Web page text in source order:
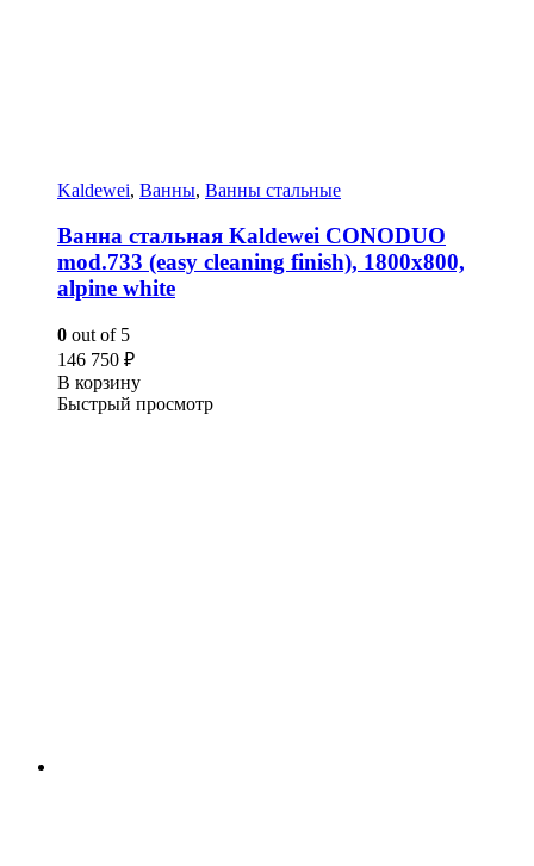
Kaldewei, Ванны, Ванны стальные
Ванна стальная Kaldewei CONODUO
mod.733 (easy cleaning finish), 1800х800,
alpine white
0 out of 5
146 750 ₽
В корзину
Быстрый просмотр